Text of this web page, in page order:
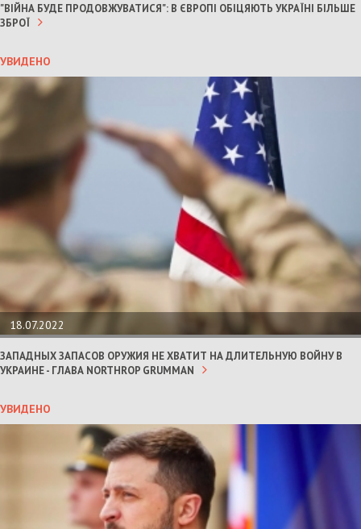
"ВІЙНА БУДЕ ПРОДОВЖУВАТИСЯ": В ЄВРОПІ ОБІЦЯЮТЬ УКРАЇНІ БІЛЬШЕ
ЗБРОЇ
УВИДЕНО
18.07.2022
ЗАПАДНЫХ ЗАПАСОВ ОРУЖИЯ НЕ ХВАТИТ НА ДЛИТЕЛЬНУЮ ВОЙНУ В
УКРАИНЕ - ГЛАВА NORTHROP GRUMMAN
УВИДЕНО